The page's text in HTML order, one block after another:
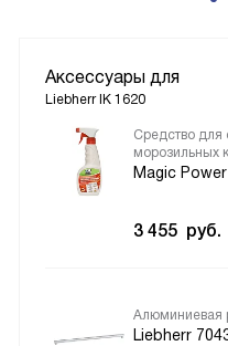
Аксессуары для
Liebherr IK 1620
Средство для
морозильных
Magic
3 455 руб.
Алюминиевая
Liebherr